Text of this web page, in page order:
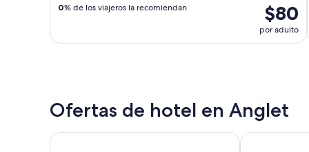
$80
por adulto
0% de los viajeros la recomiendan
Ofertas de hotel en Anglet
Kyriad Anglet-Biarritz ibis Biarritz